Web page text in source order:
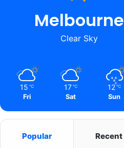
Melbourne
Clear Sky
15 ℃
Fri
17 ℃
Sat
12 ℃
Sun
Popular Recent